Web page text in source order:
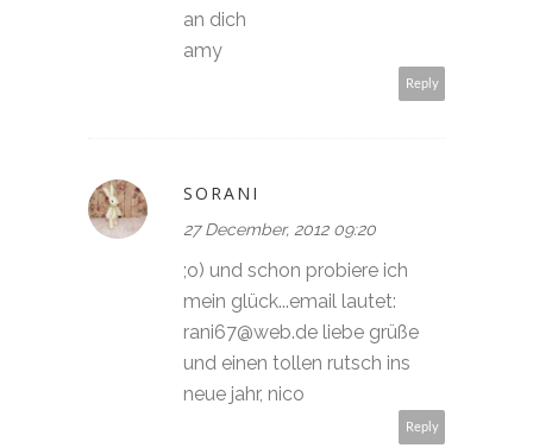
an dich
amy
Reply
SORANI
27 December, 2012 09:20
;o) und schon probiere ich
mein glück...email lautet:
rani67@web.de liebe grüße
und einen tollen rutsch ins
neue jahr, nico
Reply